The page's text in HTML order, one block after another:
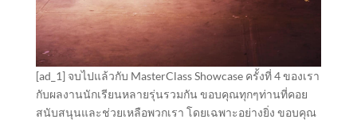
[ad_1] จบไปแล้วกับ MasterClass Showcase ครั้งที่ 4 ของเรา
กับผลงานนักเรียนหลายรุ่นรวมกัน ขอบคุณทุกๆท่านที่คอย
สนับสนุนและช่วยเหลือพวกเรา โดยเฉพาะอย่างยิ่ง ขอบคุณ